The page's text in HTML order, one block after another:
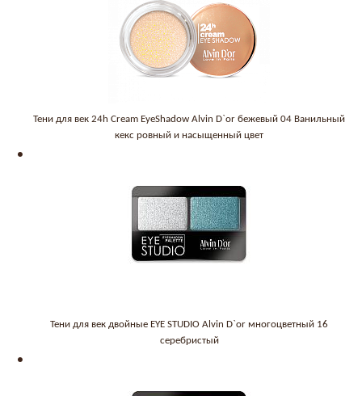
Тени для век 24h Cream EyeShadow Alvin D`or бежевый 04 Ванильный
кекс ровный и насыщенный цвет
Тени для век двойные EYE STUDIO Alvin D`or многоцветный 16
серебристый